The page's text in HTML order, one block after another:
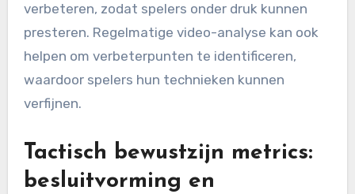
verbeteren, zodat spelers onder druk kunnen
presteren. Regelmatige video-analyse kan ook
helpen om verbeterpunten te identificeren,
waardoor spelers hun technieken kunnen
verfijnen.
Tactisch bewustzijn metrics:
besluitvorming en